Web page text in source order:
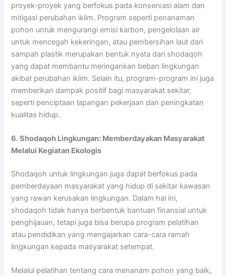
proyek-proyek yang berfokus pada konservasi alam dan
mitigasi perubahan iklim. Program seperti penanaman
pohon untuk mengurangi emisi karbon, pengelolaan air
untuk mencegah kekeringan, atau pembersihan laut dari
sampah plastik merupakan bentuk nyata dari shodaqoh
yang dapat membantu meringankan beban lingkungan
akibat perubahan iklim. Selain itu, program-program ini juga
memberikan dampak positif bagi masyarakat sekitar,
seperti penciptaan lapangan pekerjaan dan peningkatan
kualitas hidup.
6. Shodaqoh Lingkungan: Memberdayakan Masyarakat
Melalui Kegiatan Ekologis
Shodaqoh untuk lingkungan juga dapat berfokus pada
pemberdayaan masyarakat yang hidup di sekitar kawasan
yang rawan kerusakan lingkungan. Dalam hal ini,
shodaqoh tidak hanya berbentuk bantuan finansial untuk
penghijauan, tetapi juga bisa berupa program pelatihan
atau pendidikan yang mengajarkan cara-cara ramah
lingkungan kepada masyarakat setempat.
Melalui pelatihan tentang cara menanam pohon yang baik,